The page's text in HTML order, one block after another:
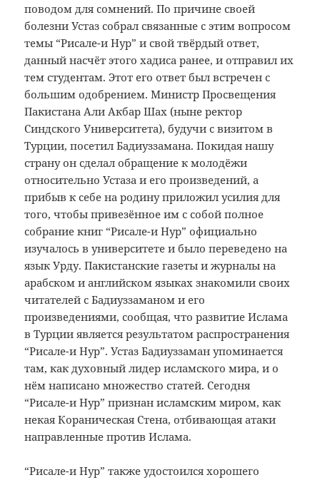
поводом для сомнений. По причине своей
болезни Устаз собрал связанные с этим вопросом
темы “Рисале-и Нур” и свой твёрдый ответ,
данный насчёт этого хадиса ранее, и отправил их
тем студентам. Этот его ответ был встречен с
большим одобрением. Министр Просвещения
Пакистана Али Акбар Шах (ныне ректор
Синдского Университета), будучи с визитом в
Турции, посетил Бадиуззамана. Покидая нашу
страну он сделал обращение к молодёжи
относительно Устаза и его произведений, а
прибыв к себе на родину приложил усилия для
того, чтобы привезённое им с собой полное
собрание книг “Рисале-и Нур” официально
изучалось в университете и было переведено на
язык Урду. Пакистанские газеты и журналы на
арабском и английском языках знакомили своих
читателей с Бадиуззаманом и его
произведениями, сообщая, что развитие Ислама
в Турции является результатом распространения
“Рисале-и Нур”. Устаз Бадиуззаман упоминается
там, как духовный лидер исламского мира, и о
нём написано множество статей. Сегодня
“Рисале-и Нур” признан исламским миром, как
некая Кораническая Стена, отбивающая атаки
направленные против Ислама.
“Рисале-и Нур” также удостоился хорошего